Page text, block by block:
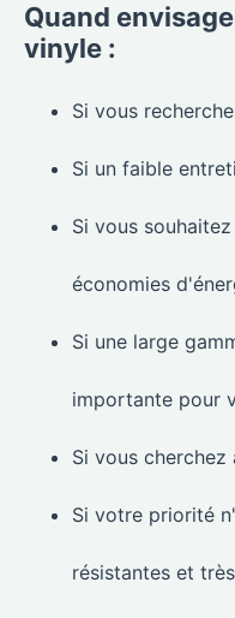
Quand
vinyle :
Si vous
Si un faible
Si vous
économies
Si une large
importante pour
Si vous cherchez
Si votre priorité
résistantes et